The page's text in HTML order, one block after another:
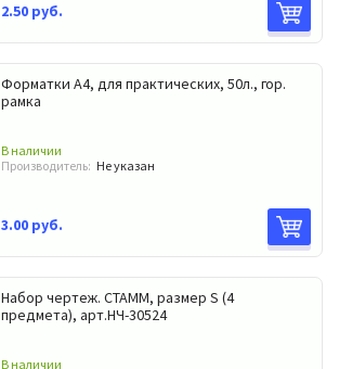
2.50 руб.
Форматки А4, для практических, 50л., гор.
рамка
В наличии
Производитель: Не указан
3.00 руб.
Набор чертеж. СТАММ, размер S (4
предмета), арт.НЧ-30524
В наличии